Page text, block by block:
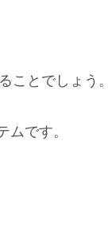
ことでしょう。
です。